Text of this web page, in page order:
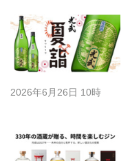
2026年6月26日 10時